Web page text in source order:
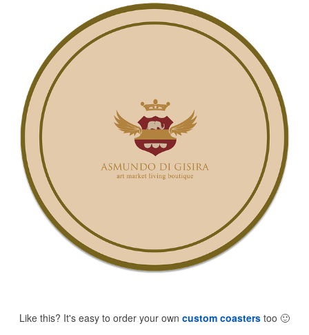
Like this? It's easy to order your own custom coasters too 🙂